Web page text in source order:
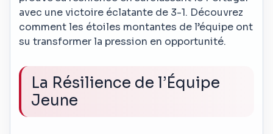
avec une victoire éclatante de 3-1. Découvrez
comment les étoiles montantes de l’équipe ont
su transformer la pression en opportunité.
La Résilience de l’Équipe
Jeune